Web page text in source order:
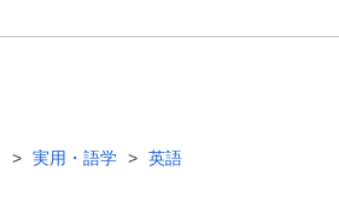
実用・語学 英語